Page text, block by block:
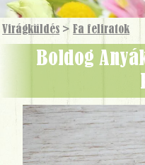
Virágküldés > Fa feliratok
Boldog Anyák Napját fa felirat